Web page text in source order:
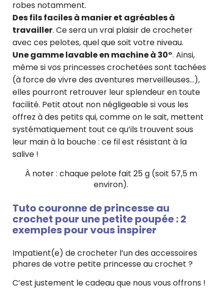
robes notamment.
Des fils faciles à manier et agréables à
travailler. Ce sera un vrai plaisir de crocheter
avec ces pelotes, quel que soit votre niveau.
Une gamme lavable en machine à 30°. Ainsi,
même si vos princesses crochetées sont tachées
(à force de vivre des aventures merveilleuses…),
elles pourront retrouver leur splendeur en toute
facilité. Petit atout non négligeable si vous les
offrez à des petits qui, comme on le sait, mettent
systématiquement tout ce qu’ils trouvent sous
leur main à la bouche : ce fil est résistant à la
salive !
À noter : chaque pelote fait 25 g (soit 57,5 m
environ).
Tuto couronne de princesse au
crochet pour une petite poupée : 2
exemples pour vous inspirer
Impatient(e) de crocheter l’un des accessoires
phares de votre petite princesse au crochet ?
C’est justement le cadeau que nous vous offrons !